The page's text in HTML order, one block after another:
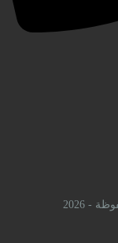
- 2026